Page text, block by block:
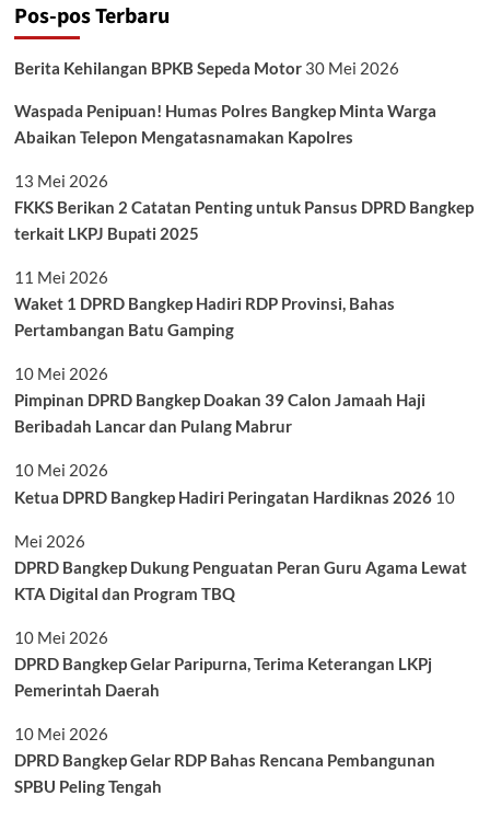
Pos-pos Terbaru
Berita Kehilangan BPKB Sepeda Motor 30 Mei 2026
Waspada Penipuan! Humas Polres Bangkep Minta Warga
Abaikan Telepon Mengatasnamakan Kapolres
13 Mei 2026
FKKS Berikan 2 Catatan Penting untuk Pansus DPRD Bangkep
terkait LKPJ Bupati 2025
11 Mei 2026
Waket 1 DPRD Bangkep Hadiri RDP Provinsi, Bahas
Pertambangan Batu Gamping
10 Mei 2026
Pimpinan DPRD Bangkep Doakan 39 Calon Jamaah Haji
Beribadah Lancar dan Pulang Mabrur
10 Mei 2026
Ketua DPRD Bangkep Hadiri Peringatan Hardiknas 2026 10
Mei 2026
DPRD Bangkep Dukung Penguatan Peran Guru Agama Lewat
KTA Digital dan Program TBQ
10 Mei 2026
DPRD Bangkep Gelar Paripurna, Terima Keterangan LKPj
Pemerintah Daerah
10 Mei 2026
DPRD Bangkep Gelar RDP Bahas Rencana Pembangunan
SPBU Peling Tengah